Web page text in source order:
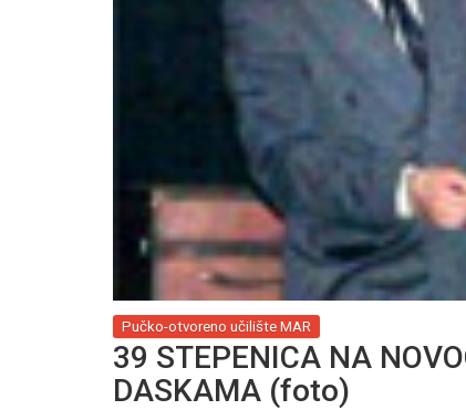
Pučko-otvoreno učilište MAR
39 STEPENICA NA
DASKAMA (foto)